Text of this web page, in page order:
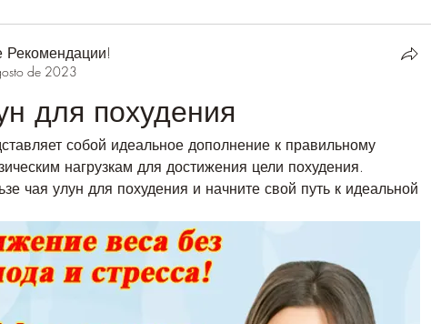
de 2023
для похудения
собой идеальное дополнение к правильному
нагрузкам для достижения цели похудения.
чая улун для похудения и начните свой путь к идеальной